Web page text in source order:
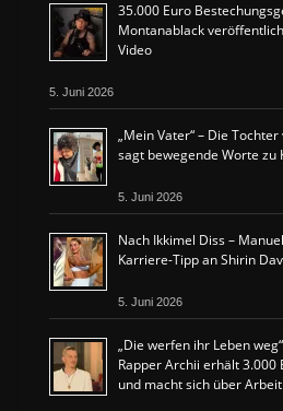
35.000 Euro
Montanablack
Video
5. Juni 2026
„Mein Vater“ – Die
sagt bewegende Worte zu
5. Juni 2026
Nach Ikkimel Diss –
Karriere-Tipp an Shirin
5. Juni 2026
„Die werfen ihr Leben
Rapper Archii erhält 3.000
und macht sich über